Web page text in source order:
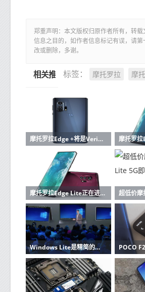
郑重声明：本文版权归原作者所有，转载
信息之目的，如作者信息标记有误，请
改或删除，多谢。
标签： 摩托罗拉 摩
相关推荐
摩托罗拉Edge +将是Verizon独有的
摩托罗拉Edge Lite正在进行工作；箱包FCC认证
Windows Lite是精简的Windows 10 S后继产品